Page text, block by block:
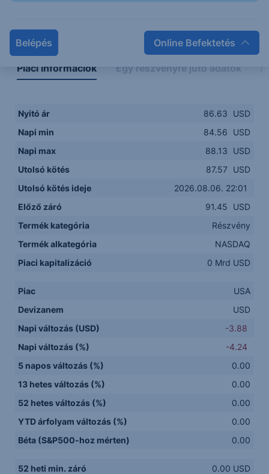
Belépés Online Befektetés
Piaci információk Egy részvényre jutó adatok
Nyitó ár 86.63
USD
Napi min
84.56
USD
Napi max
88.13
USD
Utolsó kötés
87.57
USD
Utolsó kötés ideje
2026.08.06. 22:01
Előző záró
91.45
USD
Termék kategória
Részvény
Termék alkategória
NASDAQ
Piaci kapitalizáció
0 Mrd USD
Piac
USA
Devizanem
USD
Napi változás (USD)
-3.88
Napi változás (%)
-4.24
5 napos változás (%)
0.00
13 hetes változás (%)
0.00
52 hetes változás (%)
0.00
YTD árfolyam változás (%)
0.00
Béta (S&P500-hoz mérten)
0.00
52 heti min. záró
0.00 USD